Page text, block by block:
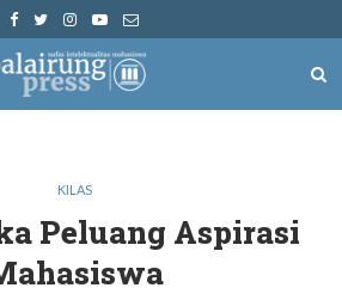
KILAS
Peluang Aspirasi